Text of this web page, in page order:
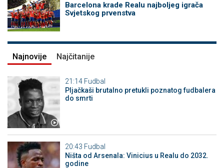
Barcelona krade Realu najboljeg igrača
Svjetskog prvenstva
Najnovije Najčitanije
21:14 Fudbal
Pljačkaši brutalno pretukli poznatog fudbalera
do smrti
20:43 Fudbal
Ništa od Arsenala: Vinicius u Realu do 2032.
godine